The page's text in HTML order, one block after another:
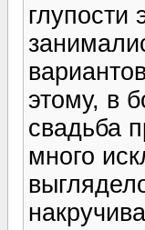
глупости
этому, в
свадьба
много